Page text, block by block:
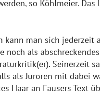
so Köhlmeier. Das
kann man sich jederzeit
noch als
Seinerzeit
als Juroren mit dabei
Haar an Fausers Text